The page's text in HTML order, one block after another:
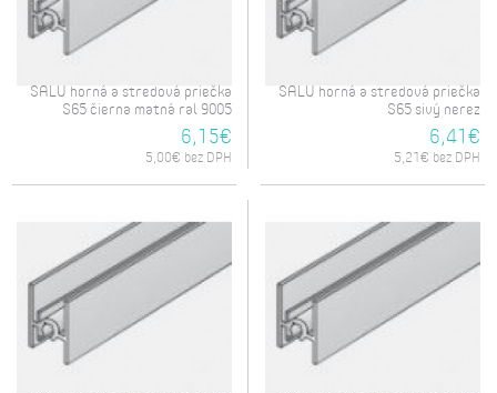
SALU horná a stredová priečka
S65 čierna matná ral 9005
6,15€
5,00€ bez DPH
SALU horná a stredová priečka
S65 sivý nerez
6,41€
5,21€ bez DPH